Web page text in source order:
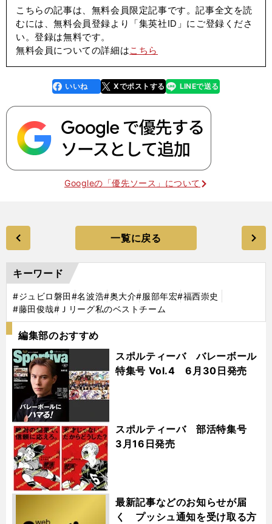
こちらの記事は、無料会員限定記事です。記事全文を読
むには、無料会員登録より「集英社ID」にご登録くださ
い。登録は無料です。
無料会員についての詳細はこちら
faceboo
k
いいね Xでポストする
line LINEで送る
Googleの「優先ソース」について
一覧に戻る
キーワード
#ジュビロ磐田#名波浩#奥大介#服部年宏#福西崇史
#藤田俊哉#Ｊリーグ私のベストチーム
編集部のおすすめ
スポルティーバ バレーボール
特集号 Vol.4 6月30日発売
スポルティーバ 部活特集号
3月16日発売
最新記事などのお知らせが届
く プッシュ通知を受け取る方